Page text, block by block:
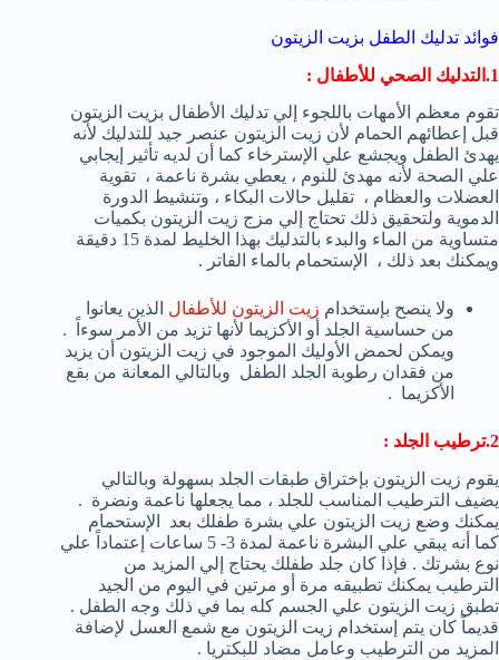
فوائد تدليك الطفل بزيت الزيتون
1.التدليك الصحي للأطفال :
تقوم معظم الأمهات باللجوء إلي تدليك الأطفال بزيت الزيتون
قبل إعطائهم الحمام لأن زيت الزيتون عنصر جيد للتدليك لأنه
يهدئ الطفل ويجشع علي الإسترخاء كما أن لديه تأثير إيجابي
علي الصحة لأنه مهدئ للنوم ، يعطي بشرة ناعمة ، تقوية
العضلات والعظام ، تقليل حالات البكاء ، وتنشيط الدورة
الدموية ولتحقيق ذلك تحتاج إلي مزج زيت الزيتون بكميات
متساوية من الماء والبدء بالتدليك بهذا الخليط لمدة 15 دقيقة
ويمكنك بعد ذلك ، الإستحمام بالماء الفاتر .
ولا ينصح بإستخدام زيت الزيتون للأطفال الذين يعانوا
من حساسية الجلد أو الأكزيما لأنها تزيد من الأمر سوءاً .
ويمكن لحمض الأوليك الموجود في زيت الزيتون أن يزيد
من فقدان رطوبة الجلد الطفل وبالتالي المعانة من بقع
الأكزيما .
2.ترطيب الجلد :
يقوم زيت الزيتون بإختراق طبقات الجلد بسهولة وبالتالي
يضيف الترطيب المناسب للجلد ، مما يجعلها ناعمة ونضرة .
يمكنك وضع زيت الزيتون علي بشرة طفلك بعد الإستحمام
كما أنه يبقي علي البشرة ناعمة لمدة 3- 5 ساعات إعتماداً علي
نوع بشرتك . فإذا كان جلد طفلك يحتاج إلي المزيد من
الترطيب يمكنك تطبيقه مرة أو مرتين في اليوم من الجيد
تطبق زيت الزيتون علي الجسم كله بما في ذلك وجه الطفل .
قديماً كان يتم إستخدام زيت الزيتون مع شمع العسل لإضافة
المزيد من الترطيب وعامل مضاد للبكتريا .